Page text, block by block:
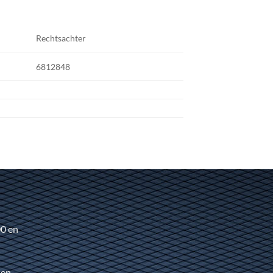
Rechtsachter
6812848
en